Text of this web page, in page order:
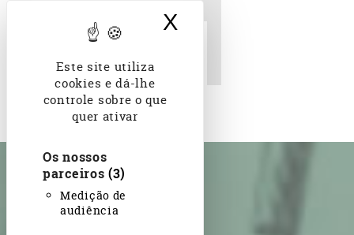
Este site utiliza
cookies e dá-lhe
controle sobre o que
quer ativar
Os nossos
parceiros (3)
Medição de
audiência
X
Moyse Charas,
galénique et chimique,
1676